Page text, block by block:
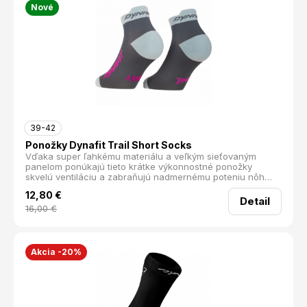
Nové
39-42
Ponožky Dynafit Trail Short Socks
Vďaka super ľahkému materiálu a veľkým sieťovaným
panelom ponúkajú tieto krátke výkonnostné ponožky
skvelú ventiláciu a zabraňujú nadmernému poteniu nôh
počas horúcich letných dní alebo pri intenzívnych
tréningoch. Sú ideálnou voľbou pre športovcov, ktorí
vyžadujú maximálnu priedušnosť a spoľahlivý komfort pri
12,80 €
16,00€
Detail
Akcia -20%